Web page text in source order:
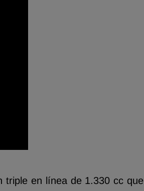
triple en línea de 1.330 cc que